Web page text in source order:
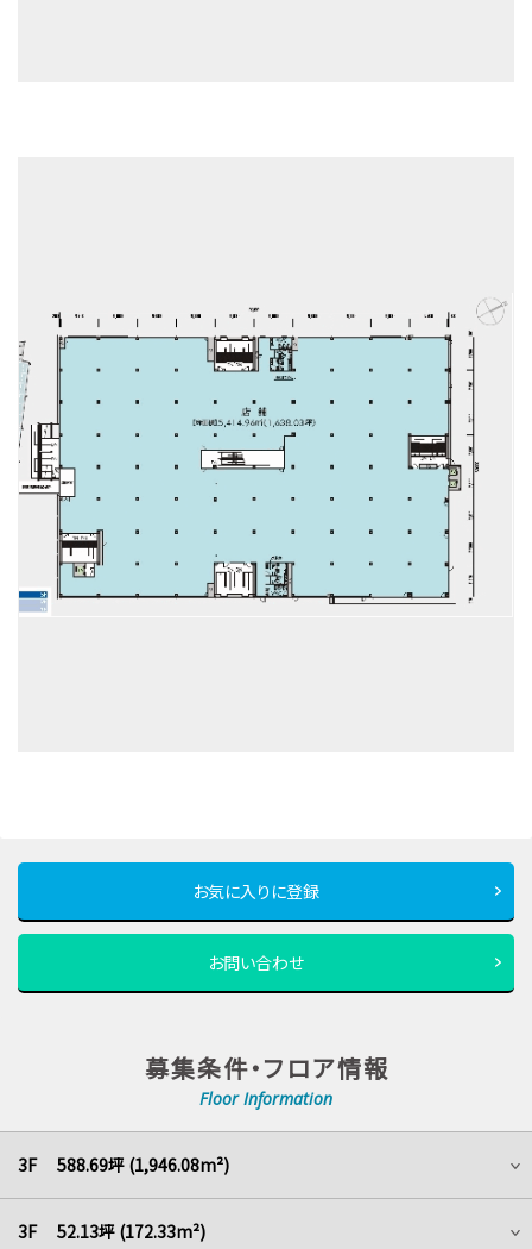
お気に入りに登録
お問い合わせ
募集条件・フロア情報
Floor Information
3F 588.69坪 (1,946.08m²)
3F 52.13坪 (172.33m²)